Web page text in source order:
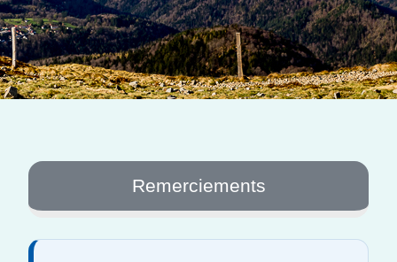
Remerciements